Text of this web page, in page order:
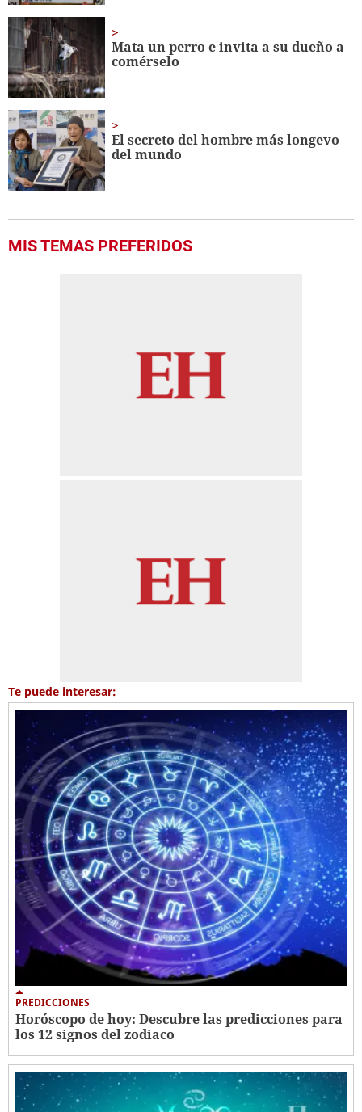
Mata un perro e invita a su dueño a
comérselo
El secreto del hombre más longevo
del mundo
MIS TEMAS PREFERIDOS
Te puede interesar:
PREDICCIONES
Horóscopo de hoy: Descubre las predicciones para
los 12 signos del zodiaco